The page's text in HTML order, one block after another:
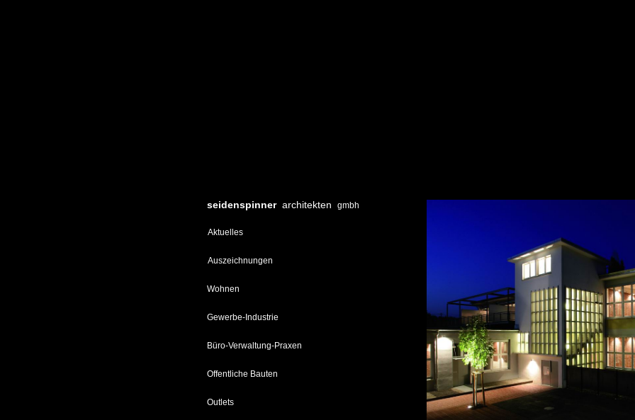
seidenspinnerarchitekten gmbh
Auszeichnungen
Wohnen
Gewerbe-Industrie
Öffentliche Bauten
Outlets
Büro-Verwaltung-Praxen
Aktuelles